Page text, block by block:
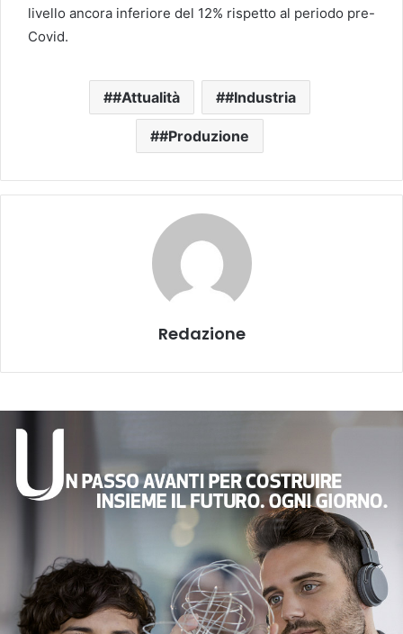
livello ancora inferiore del 12% rispetto al periodo pre-
Covid.
#Attualità #Industria
#Produzione
Redazione